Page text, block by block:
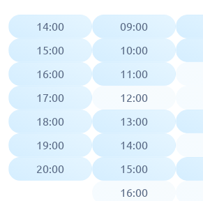
14:00
15:00
16:00
17:00
18:00
19:00
20:00
09:00
10:00
11:00
12:00
13:00
14:00
15:00
16:00